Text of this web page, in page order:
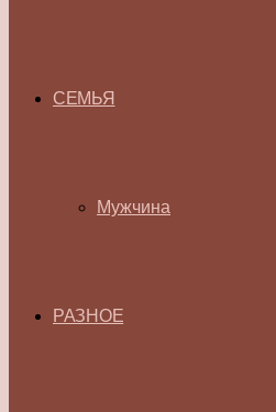
СЕМЬЯ
Мужчина
РАЗНОЕ